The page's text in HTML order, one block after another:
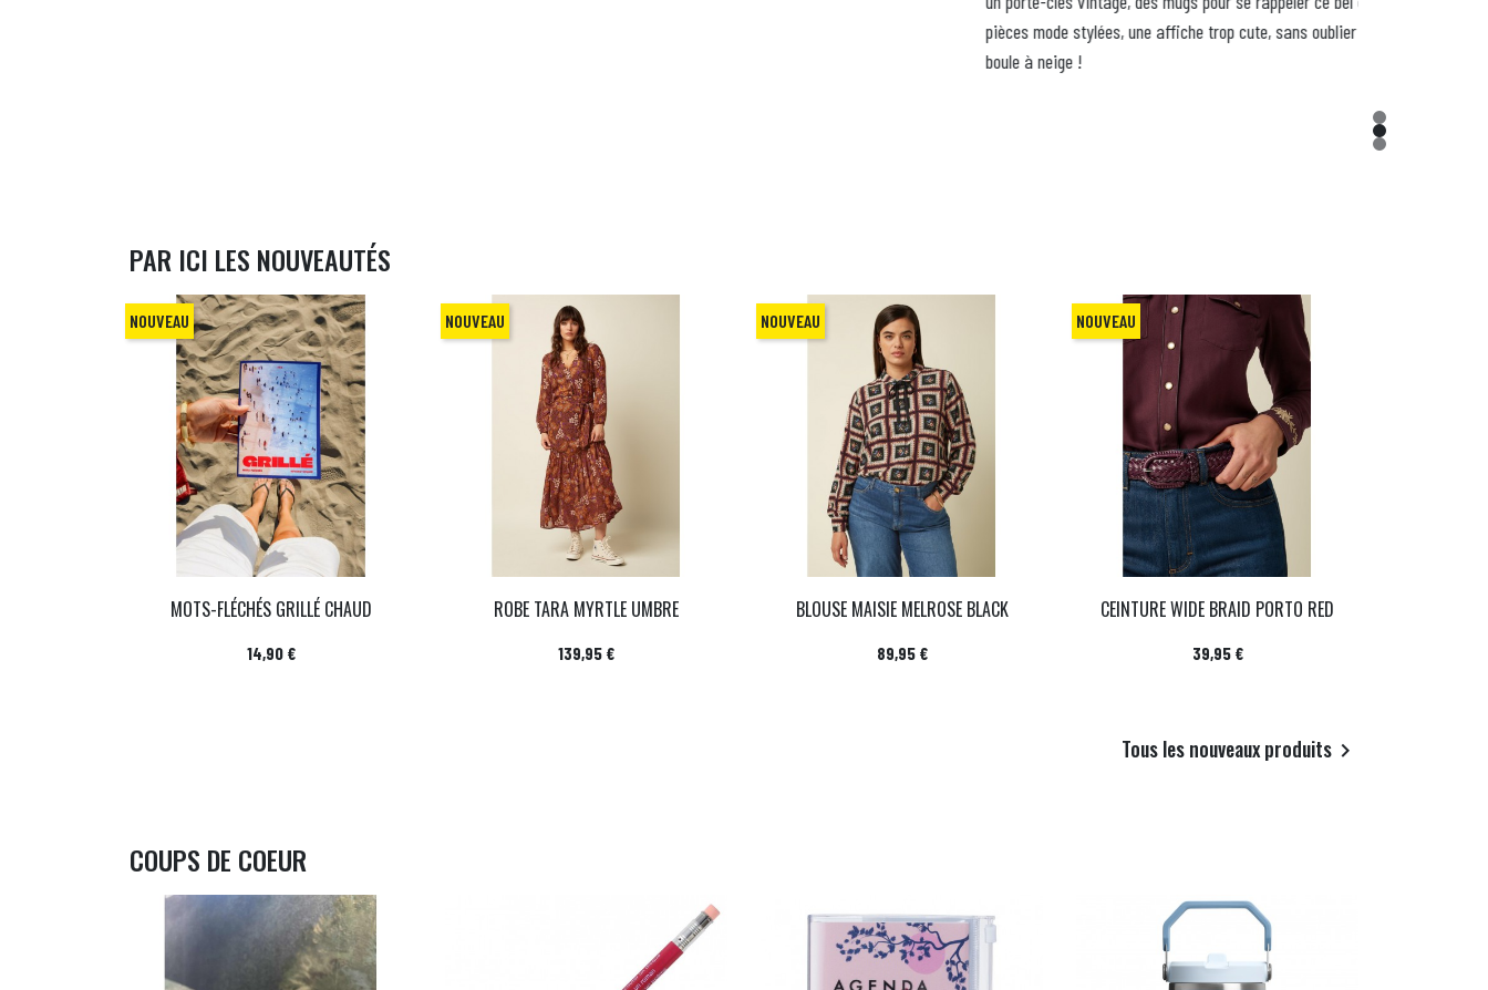
pièces mode stylées, une affiche trop cute, sans oublier l’iconique
PAR ICI LES NOUVEAUTÉS
MOTS-FLÉCHÉS GRILLÉ CHAUD
Prix
14,90 €
NOUVEAU
ROBE TARA MYRTLE UMBRE
Prix
139,95 €
NOUVEAU
BLOUSE MAISIE MELROSE BLACK
Prix
89,95 €
NOUVEAU
CEINTURE WIDE BRAID PORTO RED
Prix
39,95 €
NOUVEAU
Tous les nouveaux produits 
COUPS DE COEUR